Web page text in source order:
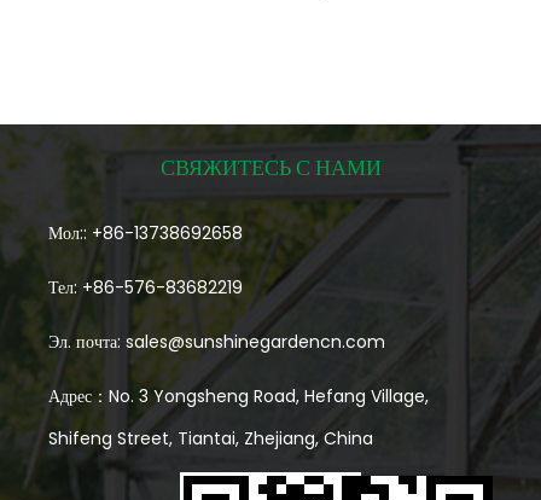
СВЯЖИТЕСЬ С НАМИ
Мол:: +86-13738692658
Тел: +86-576-83682219
Эл. почта:sales@sunshinegardencn.com
Адрес：No. 3 Yongsheng Road, Hefang Village,
Shifeng Street, Tiantai, Zhejiang, China